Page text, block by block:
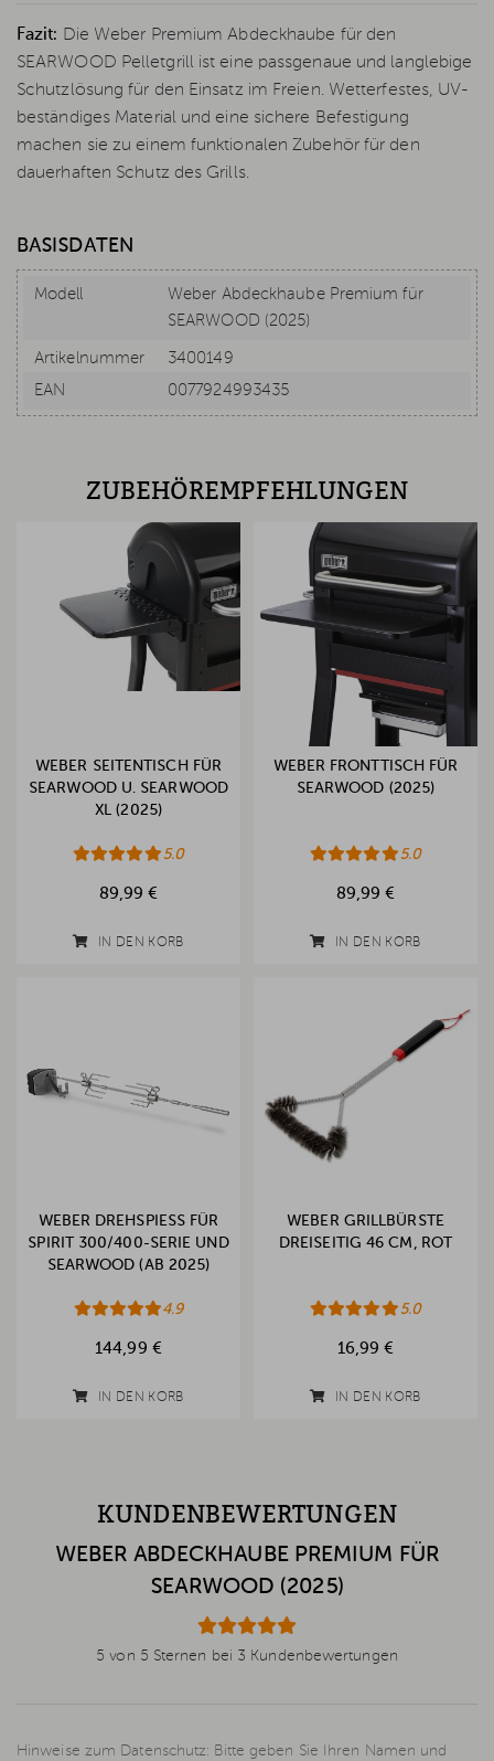
Fazit: Die Weber Premium Abdeckhaube für den
SEARWOOD Pelletgrill ist eine passgenaue und langlebige
Schutzlösung für den Einsatz im Freien. Wetterfestes, UV-
beständiges Material und eine sichere Befestigung
machen sie zu einem funktionalen Zubehör für den
dauerhaften Schutz des Grills.
BASISDATEN
Modell
Weber Abdeckhaube Premium für
SEARWOOD (2025)
Artikelnummer
3400149
EAN
0077924993435
ZUBEHÖREMPFEHLUNGEN
WEBER SEITENTISCH FÜR
SEARWOOD U. SEARWOOD
XL (2025)
5.0
89,99 €
IN DEN KORB
WEBER FRONTTISCH FÜR
SEARWOOD (2025)
5.0
89,99 €
IN DEN KORB
WEBER DREHSPIESS FÜR S
PIRIT 300/400-SERIE UND S
EARWOOD (AB 2025)
4.9
144,99 €
IN DEN KORB
WEBER GRILLBÜRSTE
DREISEITIG 46 CM, ROT
5.0
16,99 €
IN DEN KORB
KUNDENBEWERTUNGEN
WEBER ABDECKHAUBE PREMIUM FÜR
SEARWOOD (2025)
5 von 5 Sternen bei 3 Kundenbewertungen
Hinweise zum Datenschutz: Bitte geben Sie Ihren Namen und